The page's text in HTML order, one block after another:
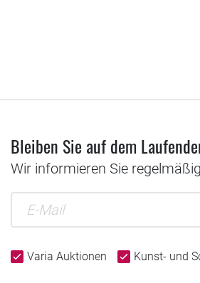
Bleiben Sie auf dem
Wir informieren Sie
Varia Auktionen Kunst- und